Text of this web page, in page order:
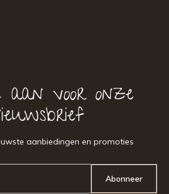
aan voor onze
aanbiedingen en promoties
Abonneer